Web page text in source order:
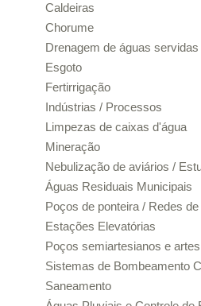
Caldeiras
Chorume
Drenagem de águas
Esgoto
Fertirrigação
Indústrias / Processos
Limpezas de caixas d'água
Mineração
Nebulização de aviários /
Águas Residuais Municipais
Poços de ponteira / Redes
Estações Elevatórias
Poços semiartesianos e
Sistemas de Bombeamento
Saneamento